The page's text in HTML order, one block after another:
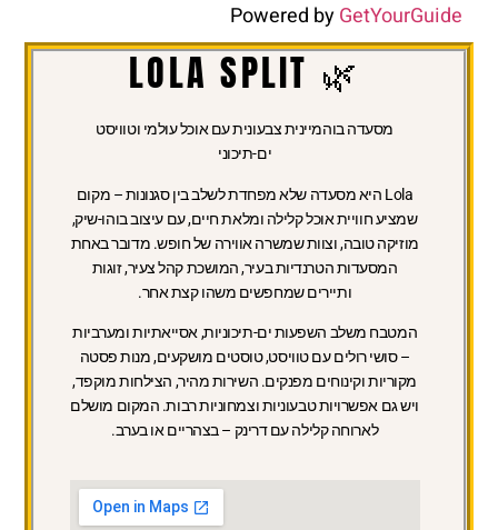
Powered byGetYourGuide
🌿 LOLA SPLIT
מסעדה בוהמיינית צבעונית עם אוכל עולמי וטוויסט
ים-תיכוני
Lola היא מסעדה שלא מפחדת לשלב בין סגנונות – מקום
שמציע חוויית אוכל קלילה ומלאת חיים, עם עיצוב בוהו-שיק,
מוזיקה טובה, וצוות שמשרה אווירה של חופש. מדובר באחת
המסעדות הטרנדיות בעיר, המושכת קהל צעיר, זוגות
ותיירים שמחפשים משהו קצת אחר.
המטבח משלב השפעות ים-תיכוניות, אסייאתיות ומערביות
– סושי רולים עם טוויסט, טוסטים מושקעים, מנות פסטה
מקוריות וקינוחים מפנקים. השירות מהיר, הצילחות מוקפד,
ויש גם אפשרויות טבעוניות וצמחוניות רבות. המקום מושלם
לארוחה קלילה עם דרינק – בצהריים או בערב.